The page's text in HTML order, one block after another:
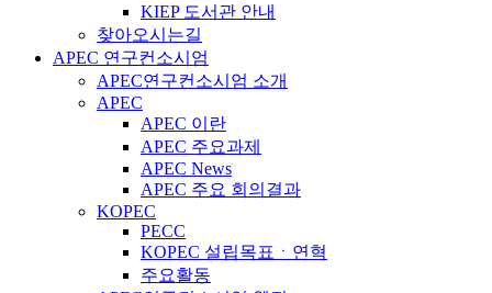
KIEP 도서관 안내
찾아오시는길
APEC 연구컨소시엄
APEC연구컨소시엄 소개
APEC
APEC 이란
APEC 주요과제
APEC News
APEC 주요 회의결과
KOPEC
PECC
KOPEC 설립목표ㆍ연혁
주요활동